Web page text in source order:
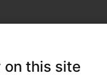
on this site